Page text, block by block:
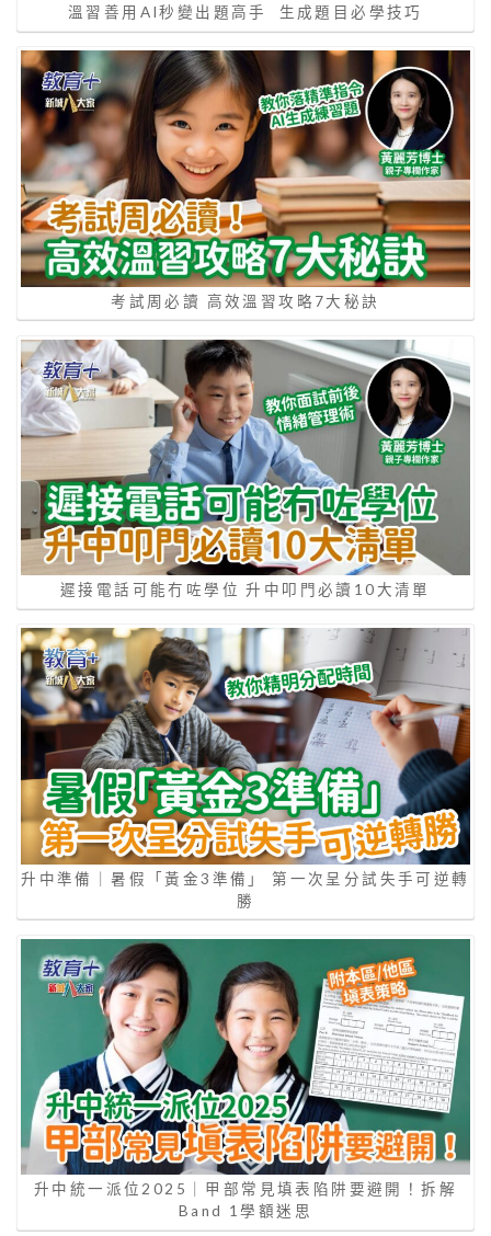
溫習善用AI秒變出題高手 生成題目必學技巧
考試周必讀 高效溫習攻略7大秘訣
遲接電話可能冇咗學位 升中叩門必讀10大清單
升中準備｜暑假「黃金3準備」 第一次呈分試失手可逆轉
勝
升中統一派位2025｜甲部常見填表陷阱要避開！拆解
Band 1學額迷思